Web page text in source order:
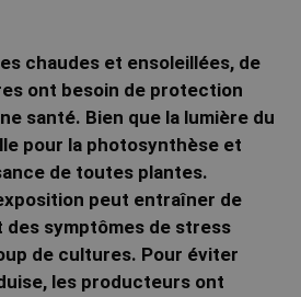
chaudes et ensoleillées, de
ont besoin de protection
santé. Bien que la lumière du
pour la photosynthèse et
de toutes plantes.
peut entraîner de
symptômes de stress
de cultures. Pour éviter
les producteurs ont